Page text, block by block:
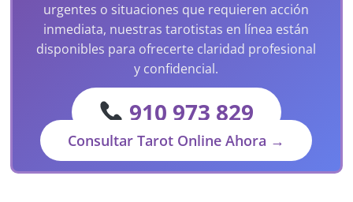
urgentes o situaciones que requieren acción
inmediata, nuestras tarotistas en línea están
disponibles para ofrecerte claridad profesional
y confidencial.
910 973 829
Consultar Tarot Online Ahora →